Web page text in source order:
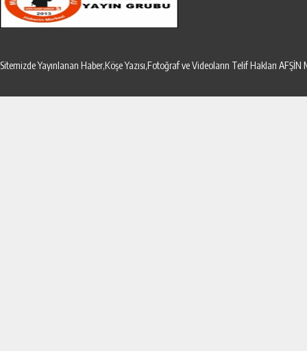
Sitemizde Yayınlanan Haber,Köşe Yazısı,Fotoğraf ve Videoların Telif Hakları